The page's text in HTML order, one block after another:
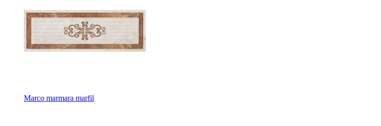
Marco marmara marfil